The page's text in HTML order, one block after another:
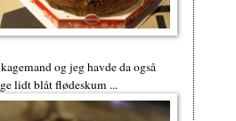
og jeg havde da også
lidt blåt flødeskum ...